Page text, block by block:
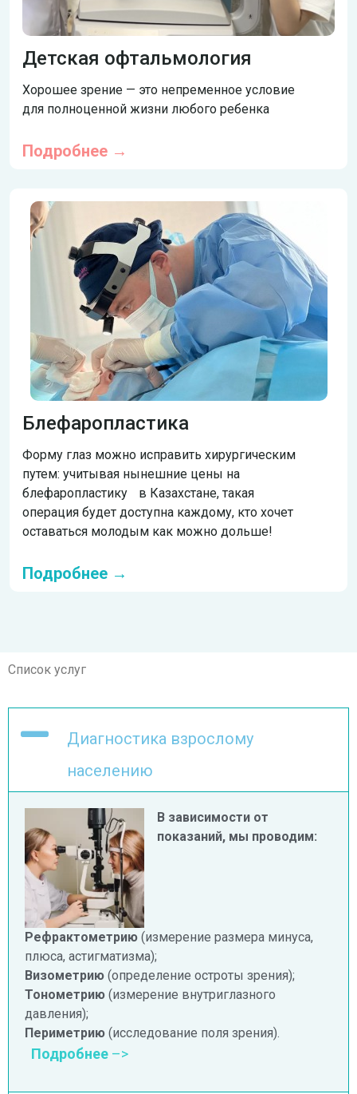
Детская офтальмология
Хорошее зрение — это непременное условие
для полноценной жизни любого ребенка
Подробнее →
Блефаропластика
Форму глаз можно исправить хирургическим
путем: учитывая нынешние цены на
блефаропластику в Казахстане, такая
операция будет доступна каждому, кто хочет
оставаться молодым как можно дольше!
Подробнее →
Список услуг
Диагностика взрослому
населению
В зависимости от
показаний, мы проводим:
Рефрактометрию (измерение размера минуса,
плюса, астигматизма);
Визометрию (определение остроты зрения);
Тонометрию (измерение внутриглазного
давления);
Периметрию (исследование поля зрения).
Подробнее –>